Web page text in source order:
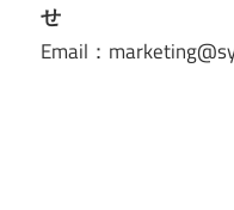
せ
Email：